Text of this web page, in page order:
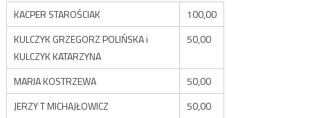
KACPER STAROŚCIAK
100,00
KULCZYK GRZEGORZ POLIŃSKA i
KULCZYK KATARZYNA
50,00
MARIA KOSTRZEWA
50,00
JERZY T MICHAJŁOWICZ
50,00